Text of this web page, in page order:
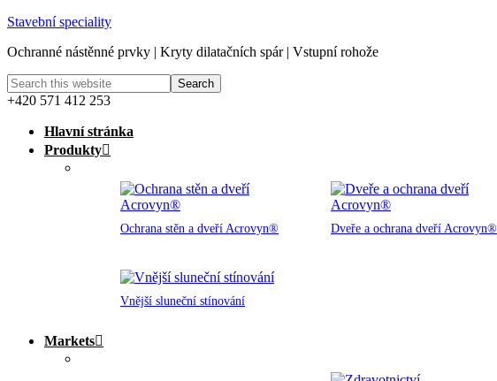
Stavební speciality
Ochranné nástěnné prvky | Kryty dilatačních spár | Vstupní rohože
+420 571 412 253
Hlavní stránka
Produkty
Ochrana stěn a dveří Acrovyn® Dveře a ochrana dveří Acrovyn®
Vnější sluneční stínování
Markets